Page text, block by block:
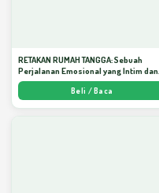
RETAKAN RUMAH TANGGA: Sebuah
Perjalanan Emosional yang Intim dan
Mendalam - Arda Dinata
Beli / Baca